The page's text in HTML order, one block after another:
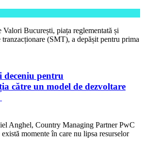
Valori București, piața reglementată și
(SMT), a depășit pentru prima
pentru
către un model de dezvoltare
Anghel, Country Managing Partner PwC
momente în care nu lipsa resurselor